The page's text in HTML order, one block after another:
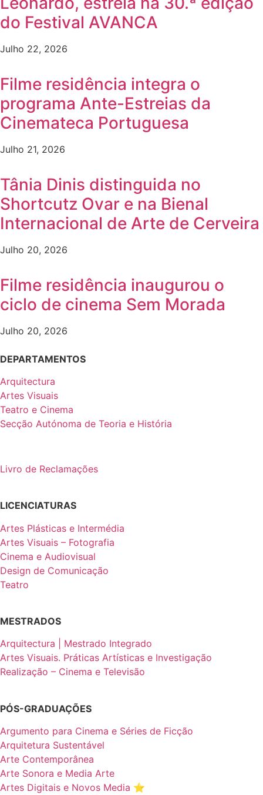
do Festival AVANCA
Julho 22, 2026
Filme residência integra o
programa Ante-Estreias da
Cinemateca Portuguesa
Julho 21, 2026
Tânia Dinis distinguida no
Shortcutz Ovar e na Bienal
Internacional de Arte de Cerveira
Julho 20, 2026
Filme residência inaugurou o
ciclo de cinema Sem Morada
Julho 20, 2026
DEPARTAMENTOS
Arquitectura
Artes Visuais
Teatro e Cinema
Secção Autónoma de Teoria e História
Livro de Reclamações
LICENCIATURAS
Artes Plásticas e Intermédia
Artes Visuais – Fotografia
Cinema e Audiovisual
Design de Comunicação
Teatro
MESTRADOS
Arquitectura | Mestrado Integrado
Artes Visuais. Práticas Artísticas e Investigação
Realização – Cinema e Televisão
PÓS-GRADUAÇÕES
Argumento para Cinema e Séries de Ficção
Arquitetura Sustentável
Arte Contemporânea
Arte Sonora e Media Arte
Artes Digitais e Novos Media ⭐️